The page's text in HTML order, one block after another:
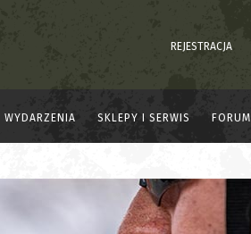
REJESTRACJA
WYDARZENIA SKLEPY I SERWIS FORUM